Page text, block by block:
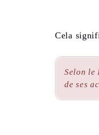
Cela
Selon le
de ses